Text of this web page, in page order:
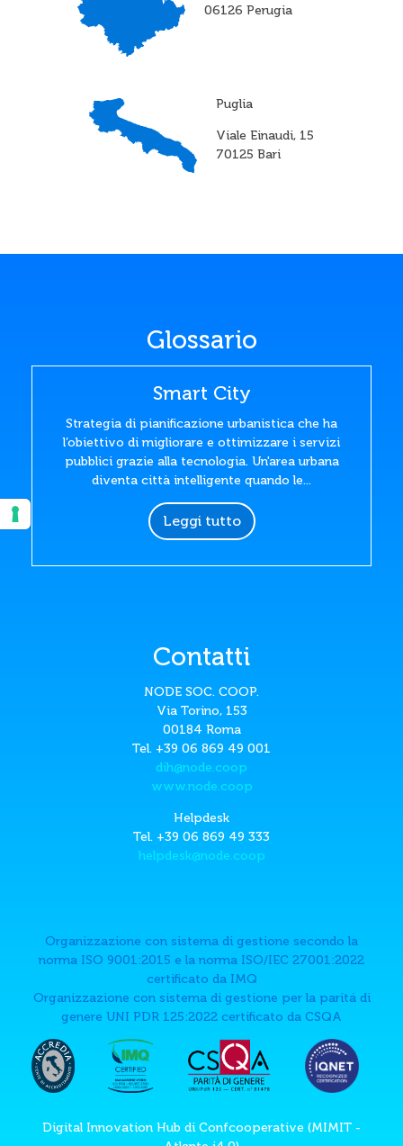
06126 Perugia
Puglia
Viale Einaudi, 15
70125 Bari
Glossario
Smart City
Strategia di pianificazione urbanistica che ha
l’obiettivo di migliorare e ottimizzare i servizi
pubblici grazie alla tecnologia. Un'area urbana
diventa città intelligente quando le...
Leggi tutto
Contatti
NODE SOC. COOP.
Via Torino, 153
00184 Roma
Tel. +39 06 869 49 001
dih@node.coop
www.node.coop
Helpdesk
Tel. +39 06 869 49 333
helpdesk@node.coop
Organizzazione con sistema di gestione secondo la
norma ISO 9001:2015 e la norma ISO/IEC 27001:2022
certificato da IMQ
Organizzazione con sistema di gestione per la paritá di
genere UNI PDR 125:2022 certificato da CSQA
Digital Innovation Hub di Confcooperative (MIMIT -